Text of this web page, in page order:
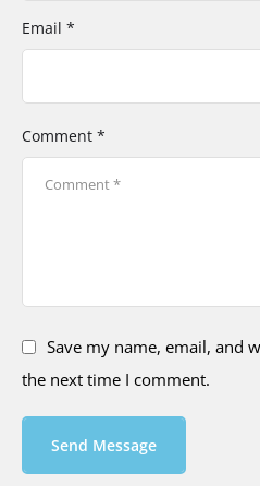
Comment *
Email *
Save my name, email, and
the next time I comment.
Send Message